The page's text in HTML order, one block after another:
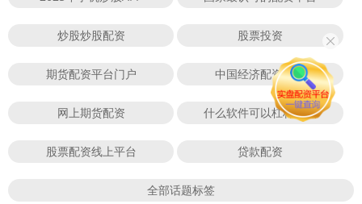
炒股炒股配资 股票投资
期货配资平台门户 中国经济配资平台
网上期货配资 什么软件可以杠杆炒股
股票配资线上平台 贷款配资
全部话题标签